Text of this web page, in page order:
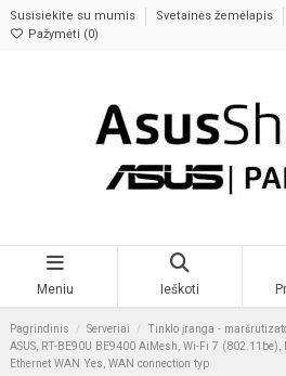
Susisiekite su mumis Svetainės žemėlapis
Pažymėti (0)
Meniu Ieškoti
Pagrindinis Serveriai Tinklo įranga -
ASUS, RT-BE90U BE9400 AiMesh, Wi-Fi 7
Ethernet WAN Yes, WAN connection typ